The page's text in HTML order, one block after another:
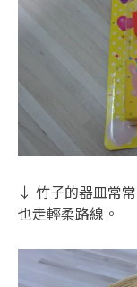
↓ 竹子的器皿常
也走輕柔路線。